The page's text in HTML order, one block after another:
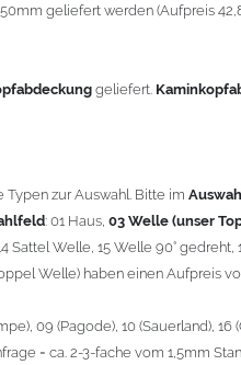
undKaminbreite über
Kaminhaubemit Ihrem
geliefert werden (Aufpreis
geliefert.
Typen zur Auswahl. Bitte im
: 01 Haus, 03 Welle (unser
Sattel Welle, 15 Welle 90° gedreht,
Welle) haben einen Aufpreis
09 (Pagode), 10 (Sauerland),
= ca. 2-3-fache vom 1,5mm